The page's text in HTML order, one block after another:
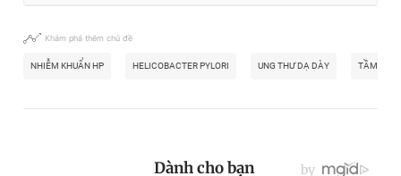
Khám phá thêm chủ đề
NHIỄM KHUẨN HP HELICOBACTER PYLORI UNG THƯ DẠ DÀY TẦM